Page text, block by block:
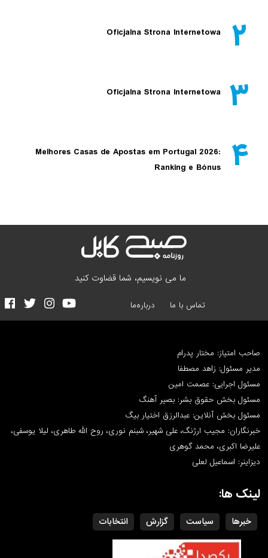
۲ Oficjalna Strona Internetowa
۳ Oficjalna Strona Internetowa
۴
Melhores Casas de Apostas em Portugal 2026:
Ranking e Bónus
ما می نویسیم، شما قضاوت کنید
تماس با ما درباره‌ما
صاحب امتیاز: مختار پدرام
مدیر مسئول: زاهد مصطفا
مسئول اجرایی: عصمت امین
مسئول بخش حقوق بشر: بصیر آهنگ
مسئول بخش آنلاین: عبدالرزق اختیار بیگ
خبرنگاران: مجیب ارژنگ، علی شهیر، شبنم نوری، روح الله طاهری، لیلا یوسفی،
علیرضا اکبری، محمد گوهری
دیزاینر: اسماعیل لعلی
لینک ها:
خبرها سیاست گزارش انتخابات